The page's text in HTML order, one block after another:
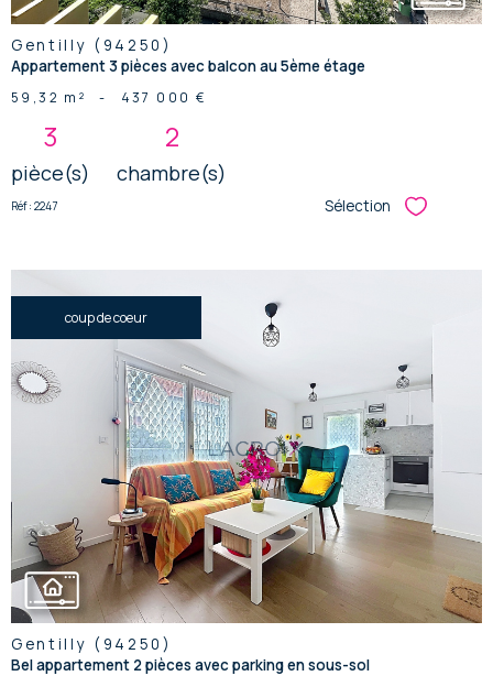
Gentilly (94250)
Appartement 3 pièces avec balcon au 5ème étage
59,32 m² - 437 000 €
3
pièce(s)
2
chambre(s)
Réf : 2247 Sélection Sélectionner
coup de coeur
voir le
bien
Gentilly (94250)
Bel appartement 2 pièces avec parking en sous-sol